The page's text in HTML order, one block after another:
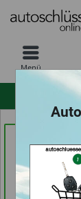
Menü
(in Rot am